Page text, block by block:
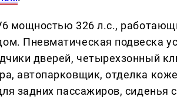
мощностью 326 л.с.,
Пневматическая подвеска
дверей, четырехзонный
автопарковщик, отделка
задних пассажиров, сиденья